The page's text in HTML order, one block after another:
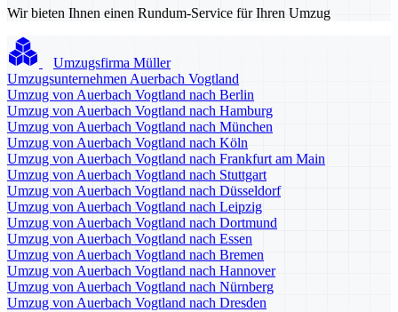
Wir bieten Ihnen einen Rundum-Service für Ihren Umzug
Umzugsfirma Müller
Umzugsunternehmen Auerbach Vogtland
Umzug von Auerbach Vogtland nach Berlin
Umzug von Auerbach Vogtland nach Hamburg
Umzug von Auerbach Vogtland nach München
Umzug von Auerbach Vogtland nach Köln
Umzug von Auerbach Vogtland nach Frankfurt am Main
Umzug von Auerbach Vogtland nach Stuttgart
Umzug von Auerbach Vogtland nach Düsseldorf
Umzug von Auerbach Vogtland nach Leipzig
Umzug von Auerbach Vogtland nach Dortmund
Umzug von Auerbach Vogtland nach Essen
Umzug von Auerbach Vogtland nach Bremen
Umzug von Auerbach Vogtland nach Hannover
Umzug von Auerbach Vogtland nach Nürnberg
Umzug von Auerbach Vogtland nach Dresden